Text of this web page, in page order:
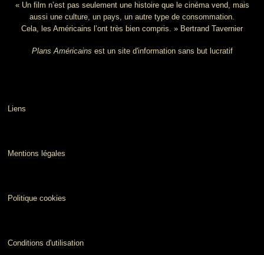
« Un film n’est pas seulement une histoire que le cinéma vend, mais
aussi une culture, un pays, un autre type de consommation.
Cela, les Américains l’ont très bien compris. » Bertrand Tavernier
Plans Américains est un site d'information sans but lucratif
Liens
Mentions légales
Politique cookies
Conditions d'utilisation